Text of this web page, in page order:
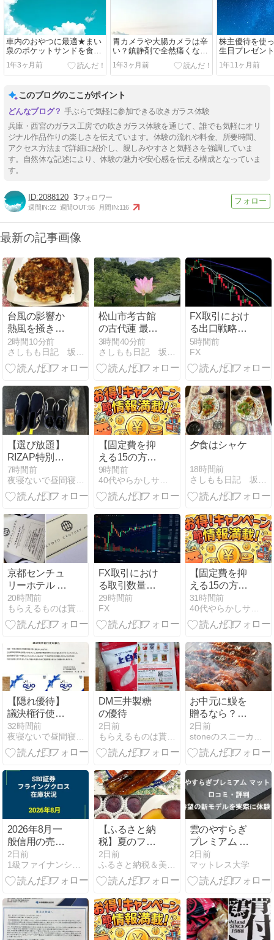
車内のおやつに最適★まい
泉のポケットサンドを食べ
てみた！
1年3ヶ月前
胃カメラや大腸カメラは辛
い？鎮静剤で全然痛くなか
った実体験レポート
1年3ヶ月前
株主優待を使
生日プレゼン
1年11ヶ月前
このブログのここがポイント
手ぶらで気軽に参加できる吹きガラス体験
兵庫・西宮のガラス工房での吹きガラス体験を通じて、誰でも気軽にオリ
ジナル作品作りの楽しさを伝えています。体験の流れや料金、所要時間、
アクセス方法まで詳細に紹介し、親しみやすさと気軽さを強調していま
す。自然体な記述により、体験の魅力や安心感を伝える構成となっていま
す。
2088120 3
週間IN:22 週間OUT:56 月間IN:116
最新の記事画像
台風の影響か
熱風を掻き回
す風 帰宅お好
み焼きを食べ
る
2時間10分前
松山市考古館
の古代蓮 最後
の二輪
3時間40分前
FX取引におけ
る出口戦略の
重要性と実践
方法
5時間前
FX
【選び放題】
RIZAP特別優
待券
7時間前
夜寝ないで昼間寝て築く資産
【固定費を抑
える15の方法
⑧】通信費を
最適化する
——スマホ回
同時に見直す
9時間前
40代やらかしサラリーマンの節約・資産形成
夕食はシャケ
18時間前
さしもも日記 坂の上の雲松山市から
京都センチュ
リーホテル ア
イス
20時間前
もらえるものは貰っちゃおっ！
FX取引におけ
る取引数量の
基本と必要資
金の計算方法
29時間前
FX
【固定費を抑
える15の方法
⑦】不要な保
険を解約する
——「もし
はなく貯金で
備える
31時間前
40代やらかしサラリーマンの節約・資産形成
【隠れ優待】
議決権行使の
お礼でQUOカ
ード500円分
が到着！でも
32時間前
夜寝ないで昼間寝て築く資産
DM三井製糖
の優待
2日前
もらえるものは貰っちゃおっ！
お中元に鰻を
贈るなら？喜
ばれる国産う
なぎギフトの
選び方とおす
2日前
stoneのスニーカーダイアリー
2026年8月一
般信用の売り
在庫状況 SBI
証券フライン
グクロス（優
引）
2日前
1級ファイナンシャルプランナーの副収入と節約
【ふるさと納
税】夏のフル
ーツ！高級プ
ラム『貴陽』
と大人気鰻楽
2日前
ふるさと納税＆美食酒ブログ
雲のやすらぎ
プレミアム マ
ットレスIIの口
コミ・評判｜
待望の新モデ
験！
2日前
マットレス大学